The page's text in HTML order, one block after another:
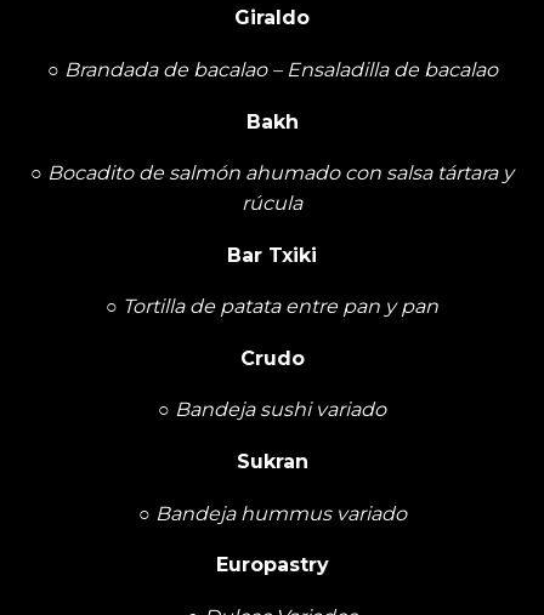
Giraldo
○ Brandada de bacalao – Ensaladilla de bacalao
Bakh
○ Bocadito de salmón ahumado con salsa tártara y
rúcula
Bar Txiki
○ Tortilla de patata entre pan y pan
Crudo
○ Bandeja sushi variado
Sukran
○ Bandeja hummus variado
Europastry